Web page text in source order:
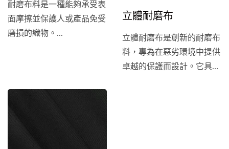
耐磨布料是一種能夠承受表
面摩擦並保護人或產品免受
磨損的織物。...
立體耐磨布
立體耐磨布是創新的耐磨布
料，專為在惡劣環境中提供
卓越的保護而設計。它具有